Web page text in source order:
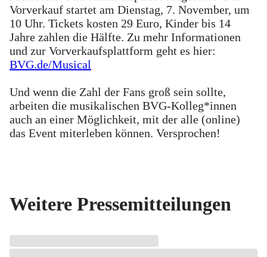
Vorverkauf startet am Dienstag, 7. November, um
10 Uhr. Tickets kosten 29 Euro, Kinder bis 14
Jahre zahlen die Hälfte. Zu mehr Informationen
und zur Vorverkaufsplattform geht es hier:
BVG.de/Musical
Und wenn die Zahl der Fans groß sein sollte,
arbeiten die musikalischen BVG-Kolleg*innen
auch an einer Möglichkeit, mit der alle (online)
das Event miterleben können. Versprochen!
Weitere Pressemitteilungen